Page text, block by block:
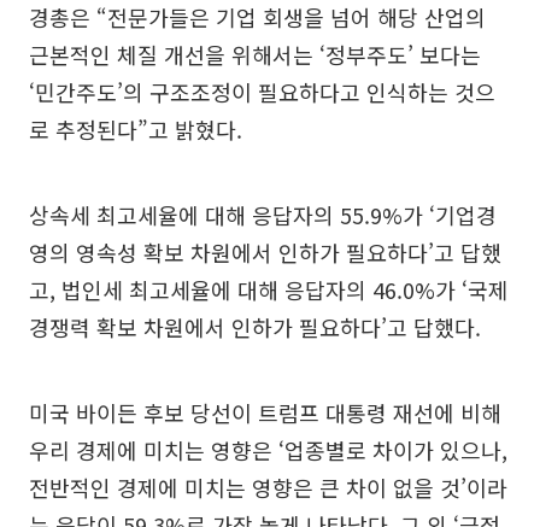
경총은 “전문가들은 기업 회생을 넘어 해당 산업의
근본적인 체질 개선을 위해서는 ‘정부주도’ 보다는
‘민간주도’의 구조조정이 필요하다고 인식하는 것으
로 추정된다”고 밝혔다.
상속세 최고세율에 대해 응답자의 55.9%가 ‘기업경
영의 영속성 확보 차원에서 인하가 필요하다’고 답했
고, 법인세 최고세율에 대해 응답자의 46.0%가 ‘국제
경쟁력 확보 차원에서 인하가 필요하다’고 답했다.
미국 바이든 후보 당선이 트럼프 대통령 재선에 비해
우리 경제에 미치는 영향은 ‘업종별로 차이가 있으나,
전반적인 경제에 미치는 영향은 큰 차이 없을 것’이라